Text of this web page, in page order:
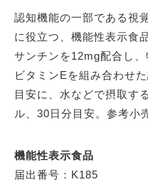
認知機能の一部である視
に役立つ、機能性表示食
サンチンを12mg配合し
ビタミンEを組み合わせ
目安に、水などで摂取す
ル、30日分目安。参考小
機能性表示食品
届出番号：K185